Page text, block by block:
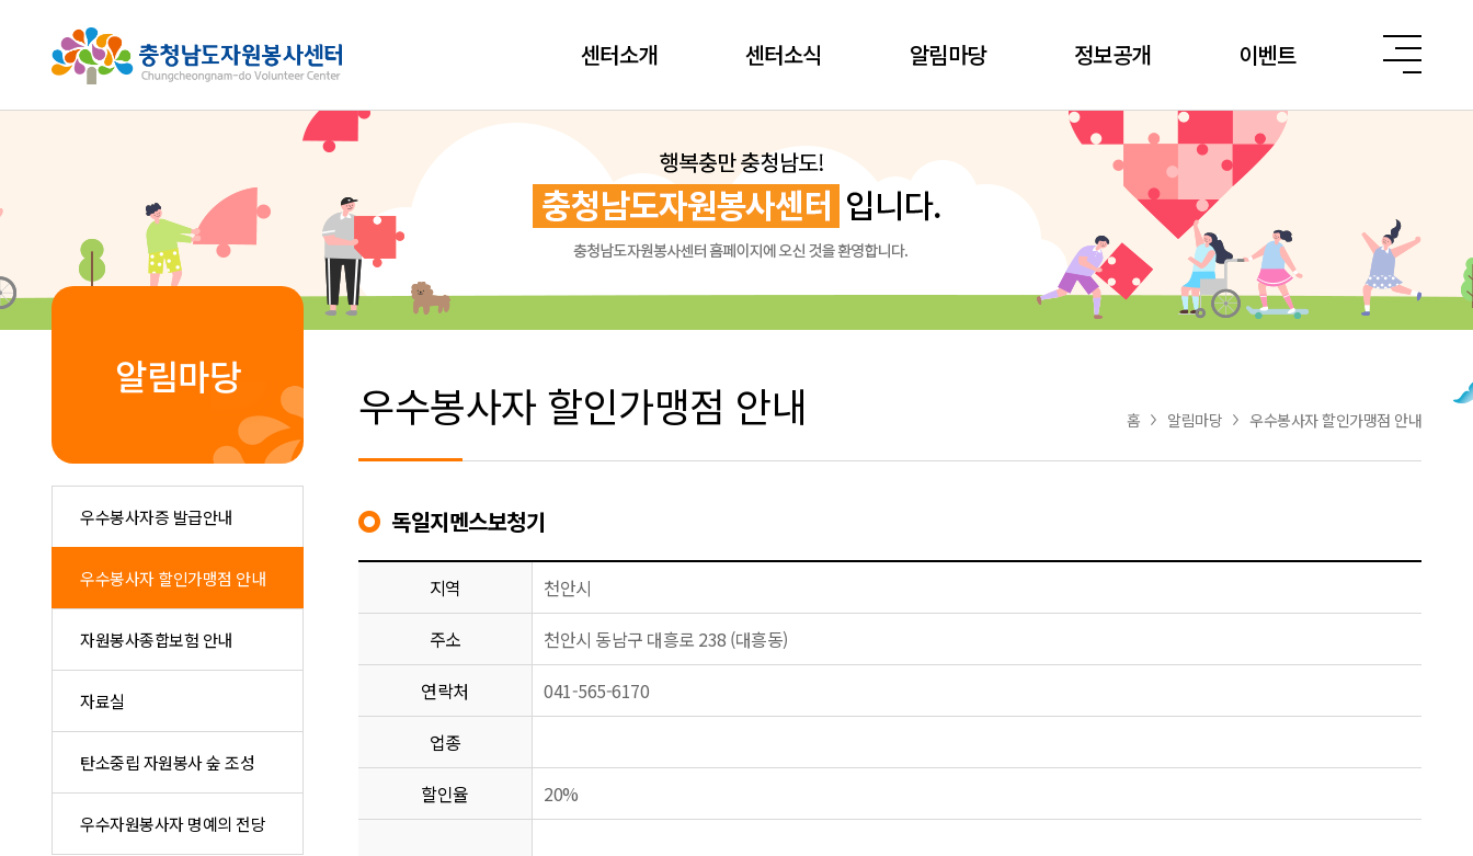
센터소개 센터소식 알림마당 정보공개 이벤트
알림마당
우수봉사자증 발급안내
우수봉사자 할인가맹점 안내
자원봉사종합보험 안내
자료실
탄소중립 자원봉사 숲 조성
우수자원봉사자 명예의 전당
우수봉사자 할인가맹점 안내 홈 알림마당 우수봉사자 할인가맹점 안내
독일지멘스보청기
지역
천안시
주소
천안시 동남구 대흥로 238 (대흥동)
연락처
041-565-6170
업종
할인율
20%